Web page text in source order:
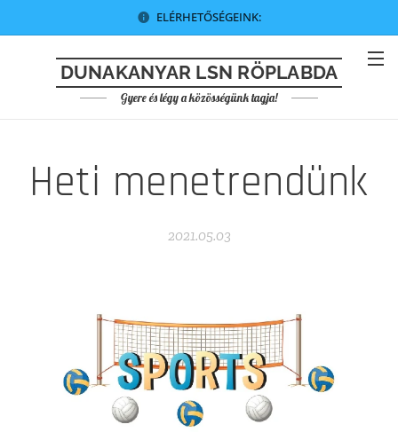
ELÉRHETŐSÉGEINK:
DUNAKANYAR LSN RÖPLABDA
Gyere és légy a közösségünk tagja!
Heti menetrendünk
2021.05.03